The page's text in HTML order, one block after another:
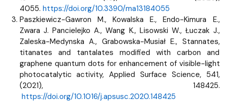
4055. https://doi.org/10.3390/ma13184055
Paszkiewicz-Gawron M., Kowalska E., Endo-Kimura E.,
Zwara J. Pancielejko A., Wang K., Lisowski W., Łuczak J.,
Zaleska-Medynska A., Grabowska-Musiał E., Stannates,
titanates and tantalates modified with carbon and
graphene quantum dots for enhancement of visible-light
photocatalytic activity, Applied Surface Science, 541,
(2021), 148425.
https://doi.org/10.1016/j.apsusc.2020.148425